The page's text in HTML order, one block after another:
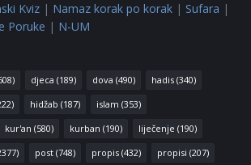
Kviz | Namaz korak po korak | Sufara |
Poruke | N-UM
djeca (189) dova (490) hadis (340)
hidžab (187) islam (353)
kur'an (580) kurban (190) liječenje (190)
post (748) propis (432) propisi (207)